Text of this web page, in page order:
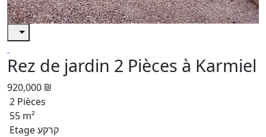
Rez de jardin 2 Pièces à Karmiel
920,000 ₪
2 Pièces
55 m²
Etage קרקע